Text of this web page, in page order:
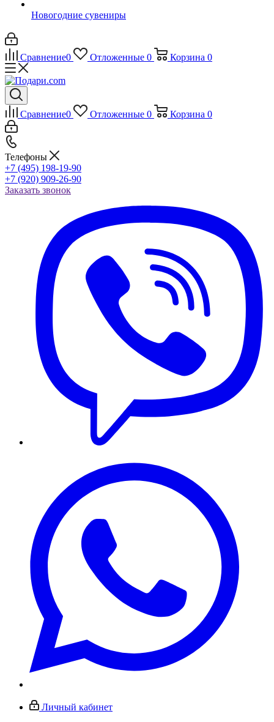
Новогодние сувениры
Сравнение0 Отложенные 0 Корзина 0
Сравнение0 Отложенные 0 Корзина 0
Телефоны
+7 (495) 198-19-90
+7 (920) 909-26-90
Заказать звонок
Личный кабинет